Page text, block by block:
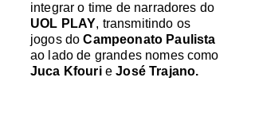
integrar o time de narradores do
UOL PLAY, transmitindo os
jogos doCampeonato Paulista
ao lado de grandes nomes como
Juca KfourieJosé Trajano.